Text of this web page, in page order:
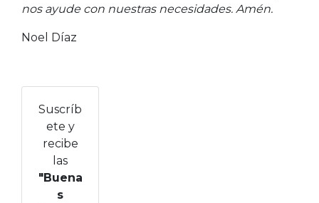
nos ayude con nuestras necesidades. Amén.
Noel Díaz
Suscríb
ete y
recibe
las
"Buena
s